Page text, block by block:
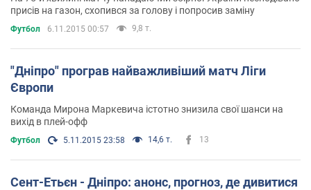
присів на газон, схопився за голову і попросив заміну
Футбол 6.11.2015 00:57 9,8 т.
"Дніпро" програв найважливіший матч Ліги
Європи
Команда Мирона Маркевича істотно знизила свої шанси на
вихід в плей-офф
Футбол 5.11.2015 23:58 14,6 т. 13
Сент-Етьєн - Дніпро: анонс, прогноз, де дивитися